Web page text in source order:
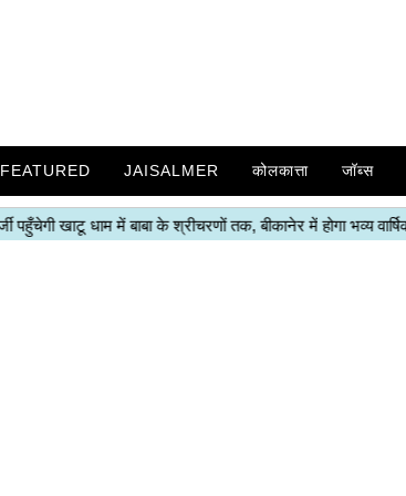
FEATURED JAISALMER कोलकात्ता जॉब्स